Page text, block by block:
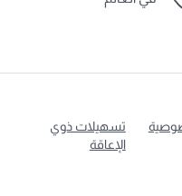
تسهيلات ذوي
الإعاقة